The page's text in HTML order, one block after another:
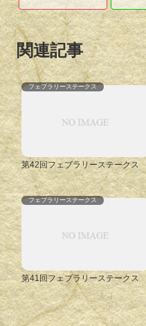
関連記事
フェブラリーステークス
第42回フェブラリーステークス
フェブラリーステークス
第41回フェブラリーステークス